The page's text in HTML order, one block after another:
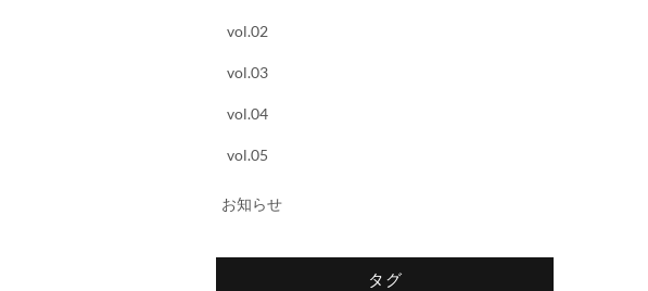
vol.02
vol.03
vol.04
vol.05
お知らせ
タグ